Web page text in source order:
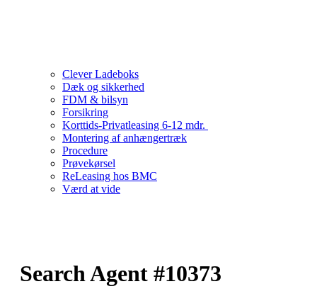
Clever Ladeboks
Dæk og sikkerhed
FDM & bilsyn
Forsikring
Korttids-Privatleasing 6-12 mdr.
Montering af anhængertræk
Procedure
Prøvekørsel
ReLeasing hos BMC
Værd at vide
Search Agent #10373